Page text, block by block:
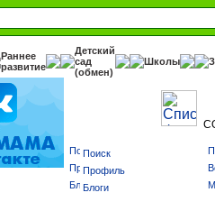
Раннее
развитие
Детский
сад
(обмен)
Школы
Поиск
Профиль
Блоги